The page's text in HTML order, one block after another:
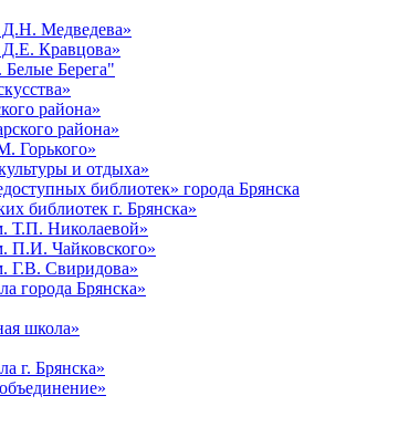
Медведева»
Кравцова»
Берега"
района»
района»
Горького»
и отдыха»
библиотек» города Брянска
библиотек г. Брянска»
Т.П. Николаевой»
П.И. Чайковского»
Г.В. Свиридова»
города Брянска»
школа»
г. Брянска»